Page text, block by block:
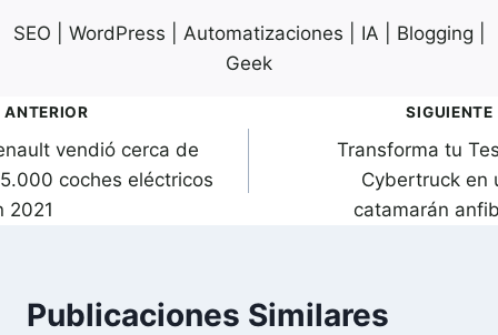
SEO | WordPress | Automatizaciones | IA | Blogging |
Geek
ANTERIOR
vendió cerca de
coches eléctricos
2021
SIGUIENTE
Transforma tu
Cybertruck en
catamarán
Publicaciones Similares